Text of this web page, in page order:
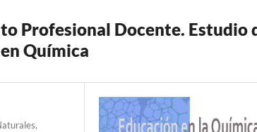
Profesional Docente. Estudio
Química